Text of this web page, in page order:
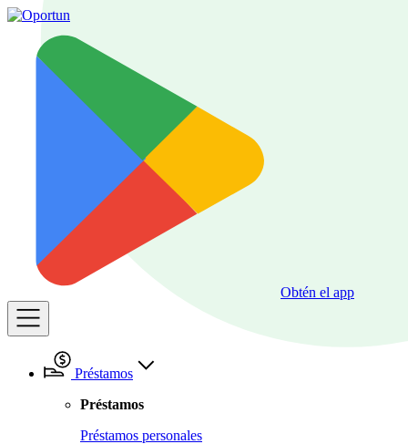
Obtén el app
Préstamos
Préstamos
Préstamos personales